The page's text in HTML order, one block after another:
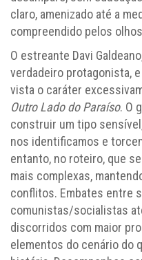
claro, amenizado até a
compreendido pelos
O estreante Davi
verdadeiro protagonista,
vista o caráter
Outro Lado do Paraíso. O
construir um tipo
nos identificamos e
entanto, no roteiro, que
mais complexas,
conflitos. Embates entre
comunistas/socialistas
discorridos com maior
elementos do cenário do